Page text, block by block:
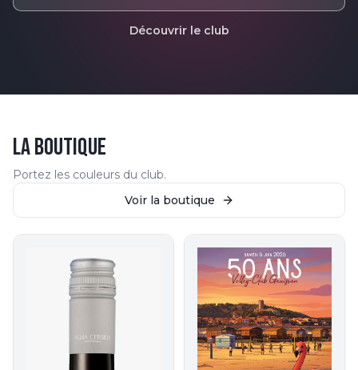
Découvrir le club
LA BOUTIQUE
Portez les couleurs du club.
Voir la boutique